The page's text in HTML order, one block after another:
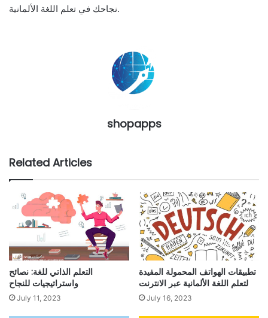
نجاحك في تعلم اللغة الألمانية.
shopapps
Related Articles
التعلم الذاتي للغة: نصائح
واستراتيجيات للنجاح
July 11, 2023
تطبيقات الهواتف المحمولة المفيدة
لتعلم اللغة الألمانية عبر الانترنت
July 16, 2023